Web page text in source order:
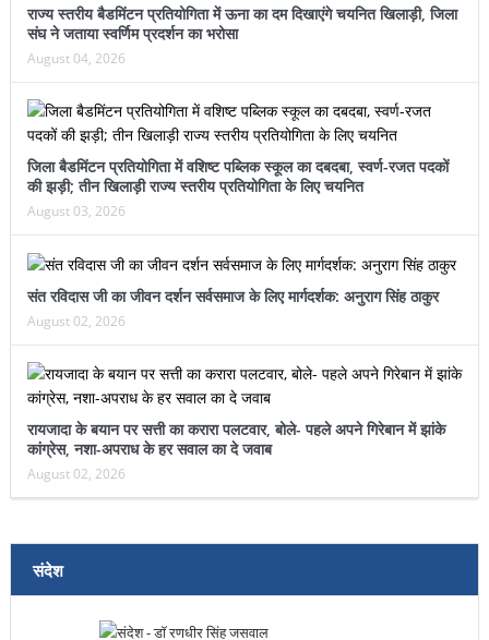
राज्य स्तरीय बैडमिंटन प्रतियोगिता में ऊना का दम दिखाएंगे चयनित खिलाड़ी, जिला
संघ ने जताया स्वर्णिम प्रदर्शन का भरोसा
August 04, 2026
जिला बैडमिंटन प्रतियोगिता में वशिष्ट पब्लिक स्कूल का दबदबा, स्वर्ण-रजत पदकों
की झड़ी; तीन खिलाड़ी राज्य स्तरीय प्रतियोगिता के लिए चयनित
August 03, 2026
संत रविदास जी का जीवन दर्शन सर्वसमाज के लिए मार्गदर्शक: अनुराग सिंह ठाकुर
August 02, 2026
रायजादा के बयान पर सत्ती का करारा पलटवार, बोले- पहले अपने गिरेबान में झांके
कांग्रेस, नशा-अपराध के हर सवाल का दे जवाब
August 02, 2026
संदेश